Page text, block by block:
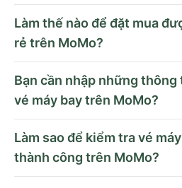
Làm thế nào để đặt mua
rẻ trên MoMo?
Bạn cần nhập những thông
vé máy bay trên MoMo?
Làm sao để kiểm tra vé
thành công trên MoMo?